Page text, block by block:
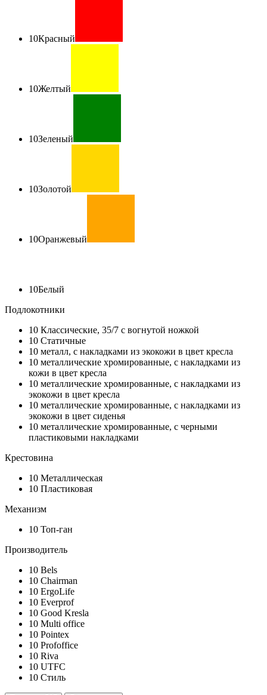
10Красный
10Желтый
10Зеленый
10Золотой
10Оранжевый
10Белый
Подлокотники
10 Классические, 35/7 с вогнутой ножкой
10 Статичные
10 металл, с накладками из экокожи в цвет кресла
10 металлические хромированные, с накладками из
кожи в цвет кресла
10 металлические хромированные, с накладками из
экокожи в цвет кресла
10 металлические хромированные, с накладками из
экокожи в цвет сиденья
10 металлические хромированные, с черными
пластиковыми накладками
Крестовина
10 Металлическая
10 Пластиковая
Механизм
10 Топ-ган
Производитель
10 Bels
10 Chairman
10 ErgoLife
10 Everprof
10 Good Kresla
10 Multi office
10 Pointex
10 Profoffice
10 Riva
10 UTFC
10 Стиль